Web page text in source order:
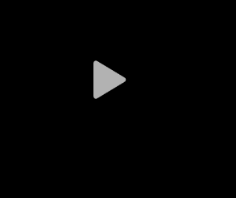
Play